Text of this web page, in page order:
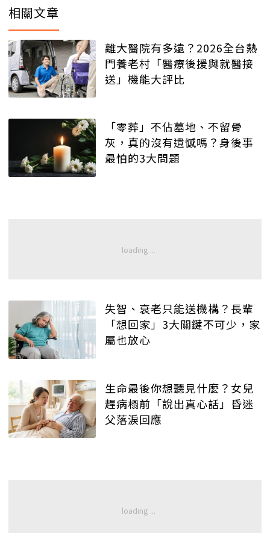
相關文章
離大醫院有多遠？2026全台熱
門養老村「醫療後援與就醫接
送」機能大評比
「零葬」不佔墓地、不留骨
灰，真的沒有遺憾嗎？身後事
最怕的3大問題
失智、衰老只能送機構？長輩
「想回家」3大關鍵不可少，家
屬也放心
生命最後你想聽見什麼？女兒
趕病榻前「說出真心話」昏迷
父落淚回應